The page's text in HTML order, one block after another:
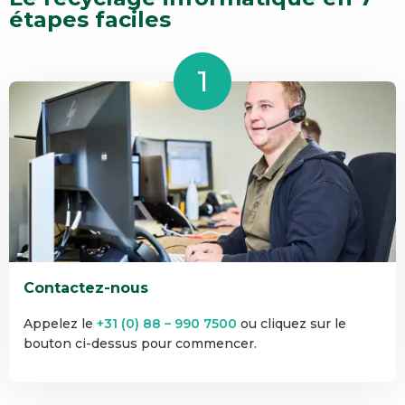
étapes faciles
Contactez-nous
Appelez le +31 (0) 88 – 990 7500 ou cliquez sur le
bouton ci-dessus pour commencer.